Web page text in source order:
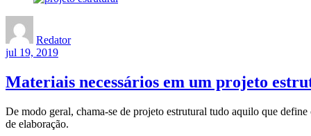
Redator
jul 19, 2019
Materiais necessários em um projeto
De modo geral, chama-se de projeto estrutural tudo aquilo que
de elaboração.